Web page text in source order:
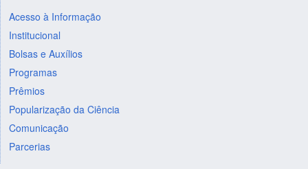
Acesso à Informação
Institucional
Bolsas e Auxílios
Programas
Prêmios
Popularização da Ciência
Comunicação
Parcerias